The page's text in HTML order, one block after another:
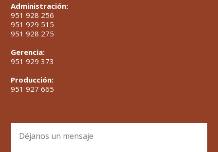
Administración:
951 928 256
951 929 515
951 928 275
Gerencia:
951 929 373
Producción:
951 927 665